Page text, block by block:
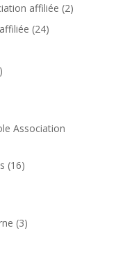
affiliée (2)
(24)
Association
(16)
(3)